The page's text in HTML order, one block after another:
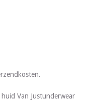
Van Justunderwear